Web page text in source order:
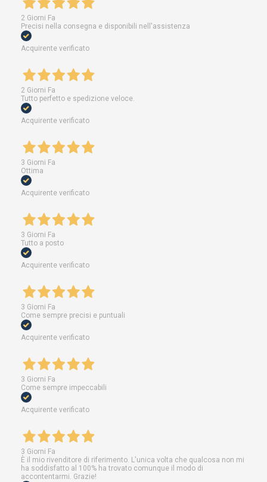
2 Giorni Fa
Precisi nella consegna e disponibili nell'assistenza
Acquirente verificato
2 Giorni Fa
Tutto perfetto e spedizione veloce.
Acquirente verificato
3 Giorni Fa
Ottima
Acquirente verificato
3 Giorni Fa
Tutto a posto
Acquirente verificato
3 Giorni Fa
Come sempre precisi e puntuali
Acquirente verificato
3 Giorni Fa
Come sempre impeccabili
Acquirente verificato
3 Giorni Fa
È il mio rivenditore di riferimento. L'unica volta che qualcosa non mi
ha soddisfatto al 100% ha trovato comunque il modo di
accontentarmi. Grazie!